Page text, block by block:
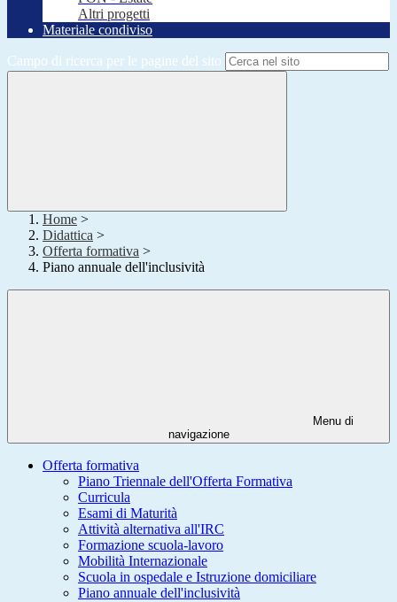
Altri progetti
Materiale condiviso
Campo di ricerca per le pagine del sito
Home >
Didattica >
Offerta formativa >
Piano annuale dell'inclusività
Menu di
navigazione
Offerta formativa
Piano Triennale dell'Offerta Formativa
Curricula
Esami di Maturità
Attività alternativa all'IRC
Formazione scuola-lavoro
Mobilità Internazionale
Scuola in ospedale e Istruzione domiciliare
Piano annuale dell'inclusività